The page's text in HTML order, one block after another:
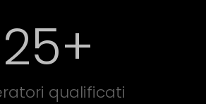
25+
qualificati